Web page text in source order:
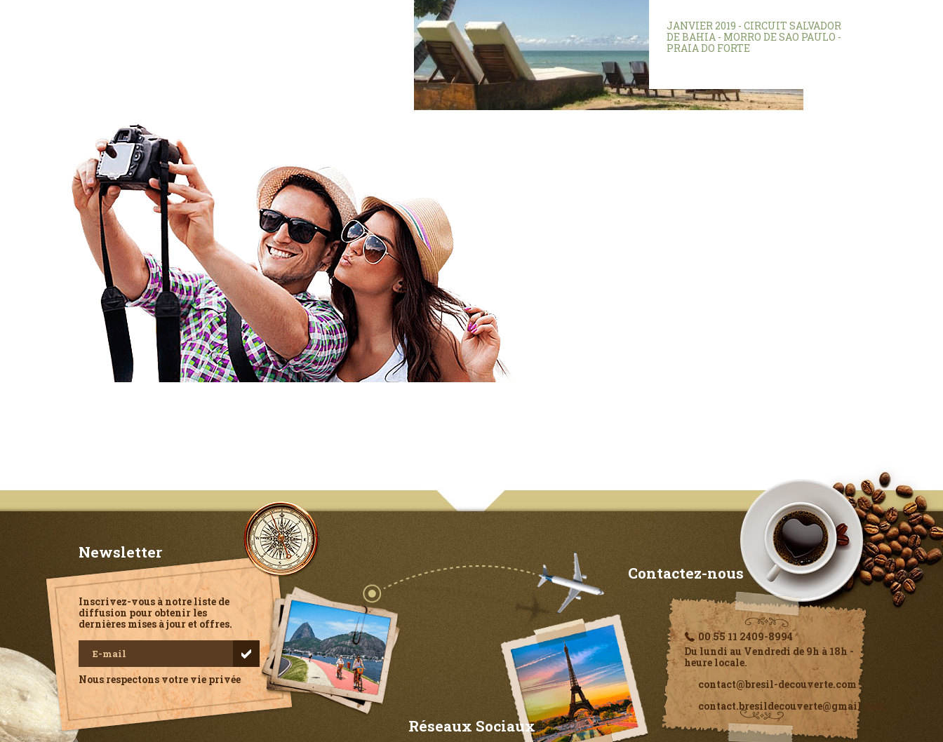
JANVIER 2019 - CIRCUIT SALVADOR
DE BAHIA - MORRO DE SAO PAULO -
PRAIA DO FORTE
Newsletter
Inscrivez-vous à notre liste de
diffusion pour obtenir les
dernières mises à jour et offres.
Nous respectons votre vie privée
Contactez-nous
00 55 11 2409-8994
Du lundi au Vendredi de 9h à 18h -
heure locale.
contact@bresil-decouverte.com
contact.bresildecouverte@gmail.com
Réseaux Sociaux